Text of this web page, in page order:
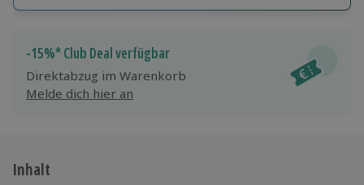
Jeder Gutschein für alle Erlebnisse einlösbar.
Maximale Sicherheit
10 Jahre gültig & verlängerbar.
-15%* Club Deal verfügbar
Direktabzug im Warenkorb
Melde dich hier an
Inhalt